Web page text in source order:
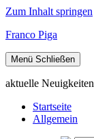
Zum Inhalt springen
Franco Piga
Menü Schließen
aktuelle Neuigkeiten
Startseite
Allgemein